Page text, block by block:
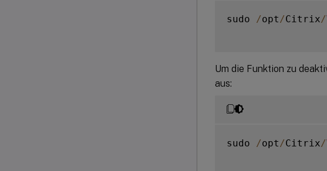
sudo /opt /Citrix/
Um die Funktion zu
aus:
sudo /opt /Citrix/